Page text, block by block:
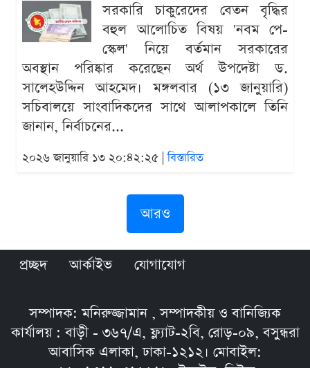
সরকারি চাকুরেদের বেতন বৃদ্ধির
বহুল আলোচিত বিষয় 'নবম পে-
স্কেল' নিয়ে বর্তমান সরকারের
অবস্থান পরিষ্কার করেছেন অর্থ উপদেষ্টা ড.
সালেহউদ্দিন আহমেদ। মঙ্গলবার (১৩ জানুয়ারি)
সচিবালয়ে সাংবাদিকদের সাথে আলাপকালে তিনি
জানান, নির্বাচনের...
২০২৬ জানুয়ারি ১৩ ২০:৪২:২৫ |বিস্তারিত
আরও
প্রচ্ছদ আর্কাইভ যোগাযোগ
সম্পাদক: মনিরুজ্জামান , সম্পাদকীয় ও বানিজ্যিক
কার্যালয় : বাড়ী - ৩৬৭/এ, ফ্ল্যাট-২বি, রোড়-০৯, বসুন্ধরা
আবাসিক এলাকা, ঢাকা-১২১২। মোবাইল: